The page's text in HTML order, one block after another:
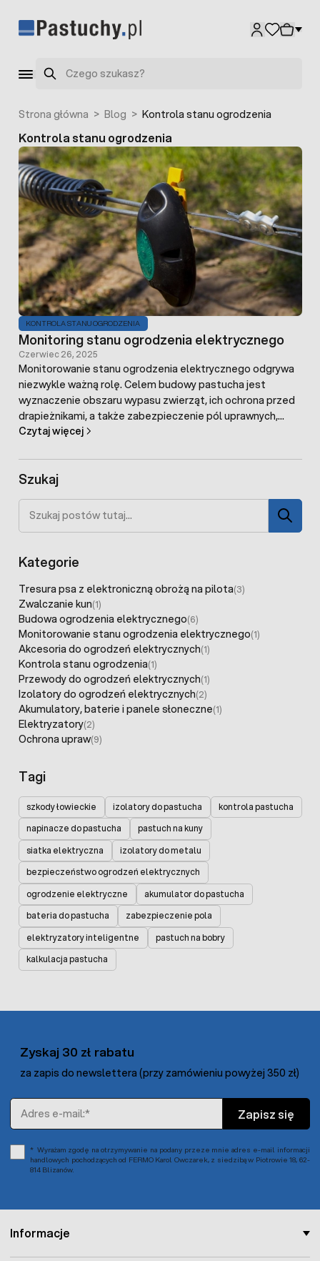
Szukaj
Strona główna > Blog > Kontrola stanu ogrodzenia
Kontrola stanu ogrodzenia
KONTROLA STANU OGRODZENIA
Monitoring stanu ogrodzenia elektrycznego
Czerwiec 26, 2025
Monitorowanie stanu ogrodzenia elektrycznego odgrywa
niezwykle ważną rolę. Celem budowy pastucha jest
wyznaczenie obszaru wypasu zwierząt, ich ochrona przed
drapieżnikami, a także zabezpieczenie pól uprawnych,
sadów, stawów przed dziką zwierzyną. Niezauważona
wielu kosztownych strat.
Czytaj więcej
Szukaj
Szukaj
Kategorie
Tresura psa z elektroniczną obrożą na pilota(3)
Zwalczanie kun(1)
Budowa ogrodzenia elektrycznego(6)
Monitorowanie stanu ogrodzenia elektrycznego(1)
Akcesoria do ogrodzeń elektrycznych(1)
Kontrola stanu ogrodzenia(1)
Przewody do ogrodzeń elektrycznych(1)
Izolatory do ogrodzeń elektrycznych(2)
Akumulatory, baterie i panele słoneczne(1)
Elektryzatory(2)
Ochrona upraw(9)
Tagi
szkody łowieckie izolatory do pastucha
kontrola pastucha
napinacze do pastucha
pastuch na kuny
siatka elektryczna
izolatory do metalu
bezpieczeństwo ogrodzeń elektrycznych
ogrodzenie elektryczne
akumulator do pastucha
bateria do pastucha
zabezpieczenie pola
elektryzatory inteligentne
pastuch na bobry
kalkulacja pastucha
Informacje
Zyskaj 30 zł rabatu
za zapis do newslettera (przy zamówieniu powyżej 350 zł)
Adres e-mail
Zapisz się
Wyrażam zgodę na otrzymywanie na podany przeze mnie adres e-mail informacji
handlowych pochodzących od FERMO Karol Owczarek, z siedzibą w Piotrowie 18, 62-
814 Blizanów.